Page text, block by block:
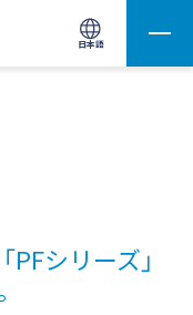
日本語
サイト内検索(Enterで実行)
シリーズ」